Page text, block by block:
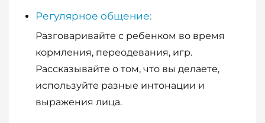
Регулярное общение:
Разговаривайте с ребенком во время
кормления, переодевания, игр.
Рассказывайте о том, что вы делаете,
используйте разные интонации и
выражения лица.